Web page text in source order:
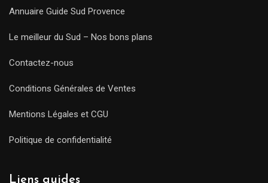
Annuaire Guide Sud Provence
Le meilleur du Sud – Nos bons plans
Contactez-nous
Conditions Générales de Ventes
Mentions Légales et CGU
Politique de confidentialité
Liens guides